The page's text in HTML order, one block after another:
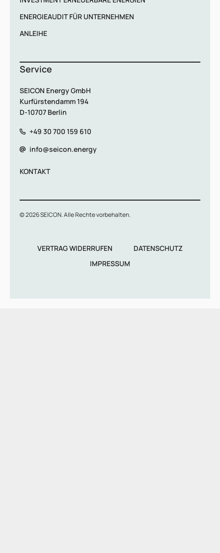
ENERGIEAUDIT FÜR UNTERNEHMEN
ANLEIHE
Service
SEICON Energy GmbH
Kurfürstendamm 194
D-10707 Berlin
+49 30 700 159 610
info@seicon.energy
KONTAKT
© 2026 SEICON. Alle Rechte vorbehalten.
VERTRAG WIDERRUFEN
DATENSCHUTZ
IMPRESSUM